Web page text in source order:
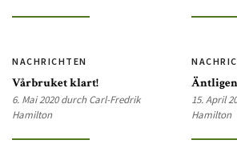
NACHRICHTEN
Vårbruket klart!
6. Mai 2020 durch Carl-Fredrik
Hamilton
15. April
Hamilton